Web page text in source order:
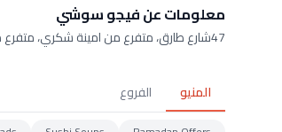
معلومات عن فيجو سوشي
47شارع طارق، متفرع من امينة شكري، متفرع من شارع المشير, فرع 47,شارع طارق, متفرع من امينة شكري,متفرع من شارع المشير
المنيو الفروع